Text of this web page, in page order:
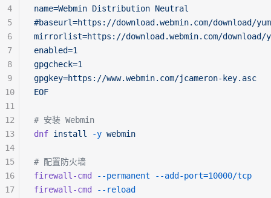
name=Webmin Distribution Neutral
#baseurl=https://download.webmin.com/download/yum
mirrorlist=https://download.webmin.com/
enabled=1
gpgcheck=1
gpgkey=https://www.webmin.com/jcameron-key.asc
EOF
# 安装 Webmin
dnf install -y webmin
# 配置防火墙
firewall-cmd
--permanent --add-port=10000/tcp
firewall-cmd
--reload
4
5
6
7
8
9
10
11
12
13
14
15
16
17